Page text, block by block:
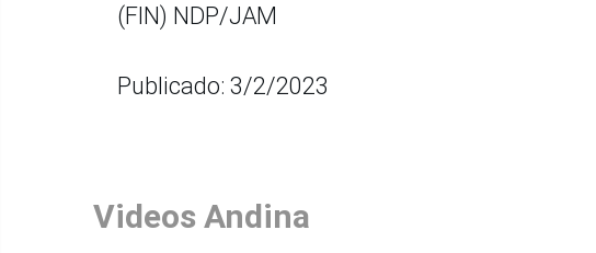
(FIN) NDP/JAM
Publicado: 3/2/2023
Videos Andina